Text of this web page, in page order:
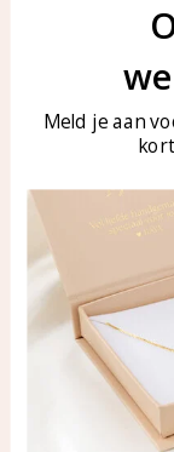
Customer service
Customer service
Care for your jewelry
Products
All products
New products
Meld je aan